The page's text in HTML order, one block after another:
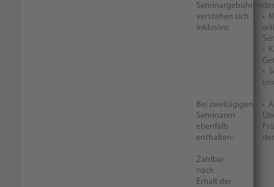
Seminargebühren
verstehen sich
inklusive:
•
•
•
Bei zweitägigen
Seminaren
ebenfalls
enthalten:
•
Zahlbar
nach
Erhalt der